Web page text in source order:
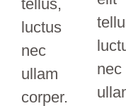
tellus,
luctus
nec
ullam
corper.
nec